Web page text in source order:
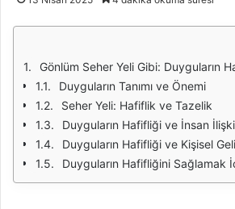
Gönlüm Seher Yeli Gibi: Duyguların
Duyguların Tanımı ve Önemi
Seher Yeli: Hafiflik ve Tazelik
Duyguların Hafifliği ve İnsan
Duyguların Hafifliği ve Kişisel
Duyguların Hafifliğini Sağlamak